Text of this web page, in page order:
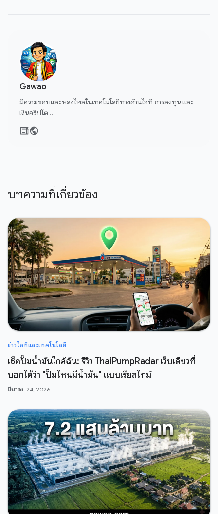
Gawao
มีความชอบและหลงไหลในเทคโนโลยีทางด้านไอที การลงทุน และ
เงินคริปโต ..
บทความที่เกี่ยวข้อง
ข่าวไอทีและเทคโนโลยี
เช็คปั๊มน้ำมันใกล้ฉัน: รีวิว ThaiPumpRadar เว็บเดียวที่
บอกได้ว่า "ปั๊มไหนมีน้ำมัน" แบบเรียลไทม์
มีนาคม 24, 2026